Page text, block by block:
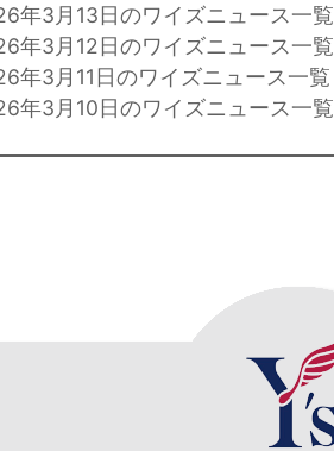
年3月13日のワイズニュース一覧
年3月12日のワイズニュース一覧
年3月11日のワイズニュース一覧
年3月10日のワイズニュース一覧